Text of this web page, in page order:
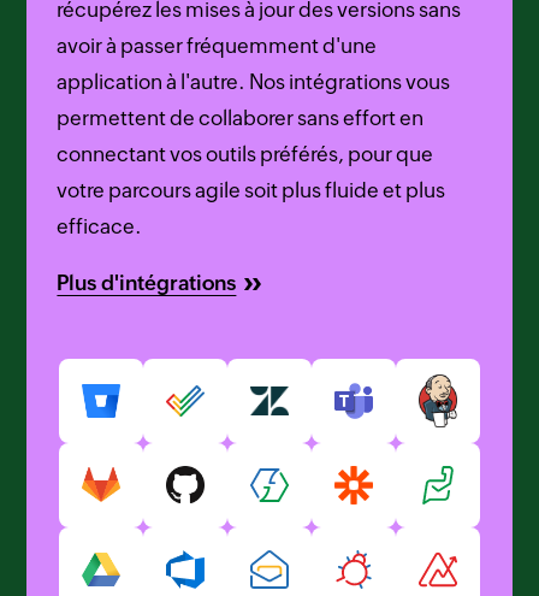
récupérez les mises à jour des versions sans
avoir à passer fréquemment d'une
application à l'autre. Nos intégrations vous
permettent de collaborer sans effort en
connectant vos outils préférés, pour que
votre parcours agile soit plus fluide et plus
efficace.
Plus d'intégrations